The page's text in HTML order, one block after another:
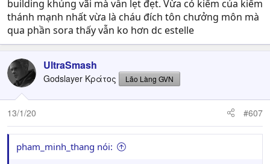
building khủng vãi mà vẫn lẹt đẹt. Vừa có kiếm của kiếm
thánh mạnh nhất vừa là cháu đích tôn chưởng môn mà
qua phần sora thấy vẫn ko hơn dc estelle
UltraSmash
Godslayer Κράτος Lão Làng GVN
13/1/20 #607
pham_minh_thang nói: